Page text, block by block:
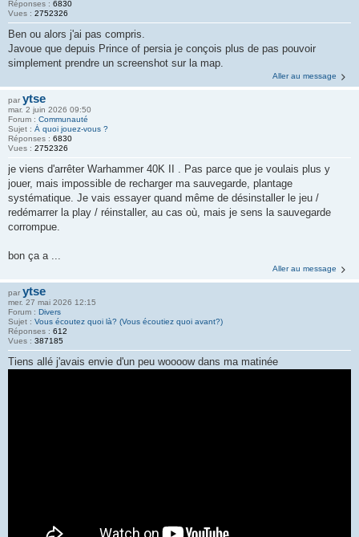
Réponses : 6830
Vues : 2752326
Ben ou alors j'ai pas compris.
Javoue que depuis Prince of persia je conçois plus de pas pouvoir
simplement prendre un screenshot sur la map.
Aller au message
par ytse
mar. 2 juin 2026 09:50
Forum : Communauté
Sujet : À quoi jouez-vous ?
Réponses : 6830
Vues : 2752326
je viens d'arrêter Warhammer 40K II . Pas parce que je voulais plus y
jouer, mais impossible de recharger ma sauvegarde, plantage
systématique. Je vais essayer quand même de désinstaller le jeu /
redémarrer la play / réinstaller, au cas où, mais je sens la sauvegarde
corrompue.
bon ça a ...
Aller au message
par ytse
mer. 27 mai 2026 12:15
Forum : Divers
Sujet : Vous écoutez quoi là? (Vous écoutiez quoi avant?)
Réponses : 612
Vues : 387185
Tiens allé j'avais envie d'un peu woooow dans ma matinée